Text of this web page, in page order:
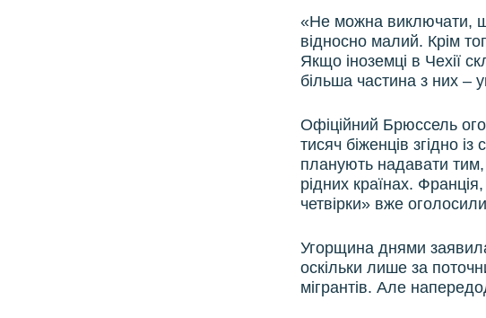
«Не можна виключати,
відносно малий. Крім
Якщо іноземці в Чехії
більша частина з них –
Офіційний Брюссель
тисяч біженців згідно
планують надавати тим,
рідних країнах.
четвірки» вже
Угорщина днями
оскільки лише за
мігрантів. Але